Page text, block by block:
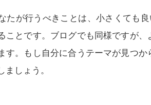
たが行うべきことは、小さくても
ことです。ブログでも同様ですが
す。もし自分に合うテーマが見つか
ましょう。